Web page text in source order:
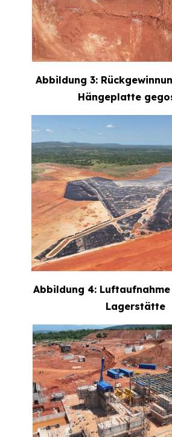
Abbildung 3:
Hängeplatte
Abbildung 4:
Lagerstätte